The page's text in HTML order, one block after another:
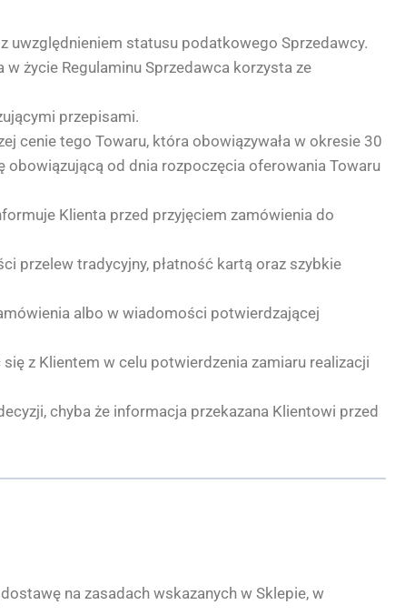
uwzględnieniem statusu podatkowego Sprzedawcy.
życie Regulaminu Sprzedawca korzysta ze
przepisami.
cenie tego Towaru, która obowiązywała w okresie 30
od dnia rozpoczęcia oferowania Towaru
Klienta przed przyjęciem zamówienia do
przelew tradycyjny, płatność kartą oraz szybkie
albo w wiadomości potwierdzającej
z Klientem w celu potwierdzenia zamiaru realizacji
chyba że informacja przekazana Klientowi przed
na zasadach wskazanych w Sklepie, w